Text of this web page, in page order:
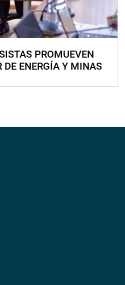
PROMUEVEN
ENERGÍA Y MINAS